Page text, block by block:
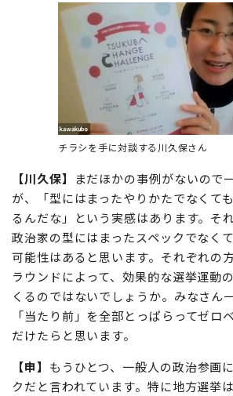
チラシを手に対談する川久保さん
【川久保】
まだほかの事例がないので
が、「型にはまったやりかたでなくて
るんだな」という実感はあります。そ
政治家の型にはまったスペックでなく
可能性はあると思います。それぞれの
ラウンドによって、効果的な選挙運動
くるのではないでしょうか。みなさん
「当たり前」を全部とっぱらってゼロ
だけたらと思います。
【申】 もうひとつ、一般人の政治参画
クだと言われています。特に地方選挙